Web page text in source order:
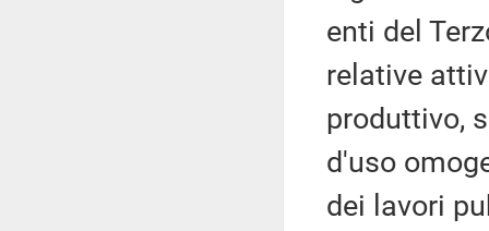
enti del
relative
produttivo,
d'uso
dei lavori